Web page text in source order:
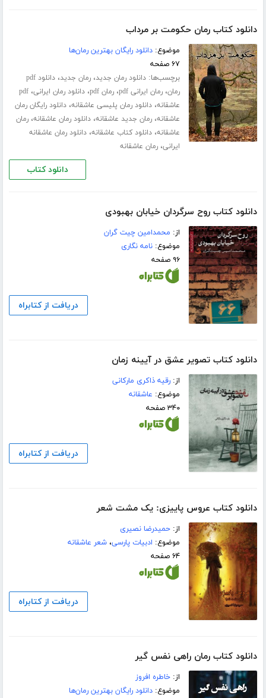
دانلود کتاب رمان حکومت بر مرداب
موضوع:دانلود رایگان بهترین رمان‌ها
۶۷ صفحه
برچسب‌ها:دانلود رمان جدید،رمان جدید،
دانلود pdf
رمان،رمان ایرانی pdf ،رمان pdf ،دانلود رمان ایرانی،pdf
عاشقانه،دانلود رمان پلیسی عاشقانه،دانلود رایگان رمان
عاشقانه،رمان جدید عاشقانه،دانلود رمان عاشقانه،رمان
عاشقانه،دانلود کتاب عاشقانه،دانلود رمان عاشقانه
ایرانی،رمان عاشقانه
دانلود کتاب
دانلود کتاب روح سرگردان خیابان بهبودی
از: محمدامین چیت گران
موضوع:نامه نگاری
۹۶ صفحه
دریافت از کتابراه
دانلود کتاب تصویر عشق در آیینه زمان
از:رقیه ذاکری مارکانی
موضوع: عاشقانه
۳۴۰ صفحه
دریافت از کتابراه
دانلود کتاب عروس پاییزی: یک مشت شعر
از:حمیدرضا نصیری
موضوع: ادبیات پارسی،شعر عاشقانه
۶۴ صفحه
دریافت از کتابراه
دانلود کتاب رمان راهی نفس گیر
از:خاطره افروز
موضوع:دانلود رایگان بهترین رمان‌ها